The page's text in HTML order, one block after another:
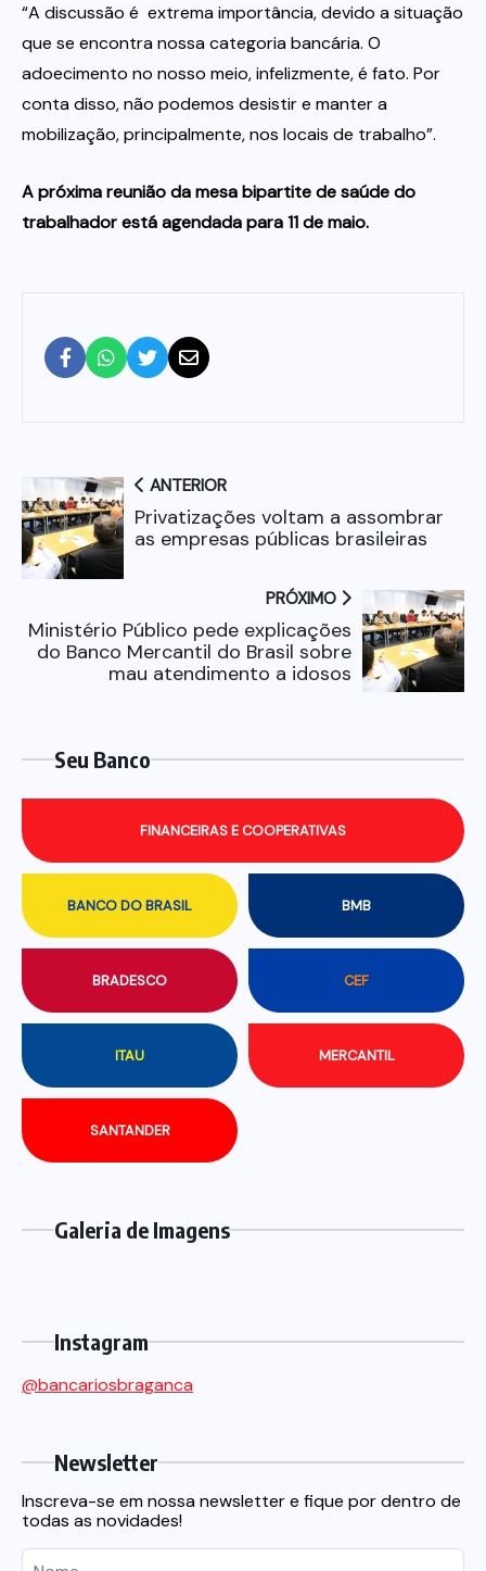
“A discussão é extrema importância, devido a situação
que se encontra nossa categoria bancária. O
adoecimento no nosso meio, infelizmente, é fato. Por
conta disso, não podemos desistir e manter a
mobilização, principalmente, nos locais de trabalho”.
A próxima reunião da mesa bipartite de saúde do
trabalhador está agendada para 11 de maio.
ANTERIOR
Privatizações voltam a assombrar
as empresas públicas brasileiras
PRÓXIMO
Ministério Público pede explicações
do Banco Mercantil do Brasil sobre
mau atendimento a idosos
Seu Banco
BANCO DO BRASIL BMB
BRADESCO CEF
FINANCEIRAS E COOPERATIVAS
ITAU MERCANTIL
SANTANDER
Galeria de Imagens
Instagram
@bancariosbraganca
Newsletter
Inscreva-se em nossa newsletter e fique por dentro de
todas as novidades!